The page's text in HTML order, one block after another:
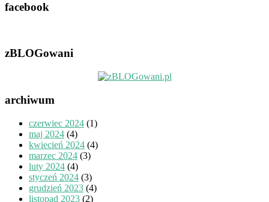
facebook
zBLOGowani
archiwum
czerwiec 2024 (1)
maj 2024 (4)
kwiecień 2024 (4)
marzec 2024 (3)
luty 2024 (4)
styczeń 2024 (3)
grudzień 2023 (4)
listopad 2023 (2)